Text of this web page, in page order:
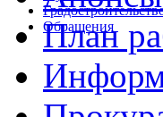
Обращения
План